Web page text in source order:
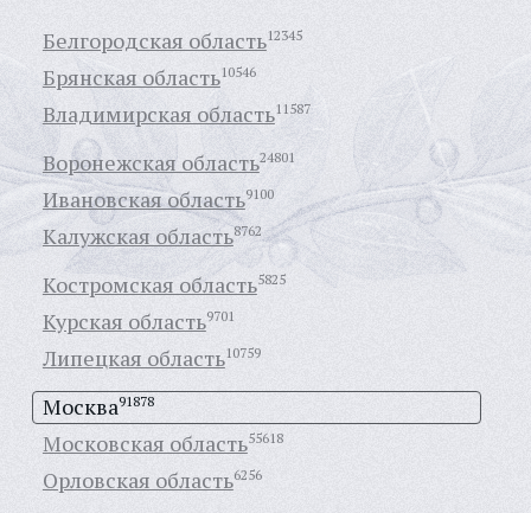
Белгородская область12345
Брянская область10546
Владимирская область11587
Воронежская область24801
Ивановская область9100
Калужская область8762
Костромская область5825
Курская область9701
Липецкая область10759
Москва91878
Московская область55618
Орловская область6256